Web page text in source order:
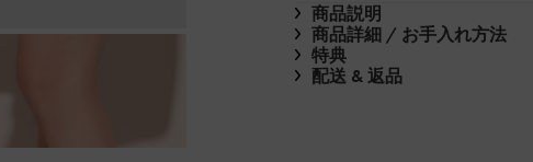
商品説明
商品詳細 / お手入れ方法
特典
配送 & 返品